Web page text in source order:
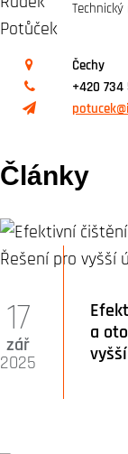
Čechy
+420 734
Články
a
17
zář
2025